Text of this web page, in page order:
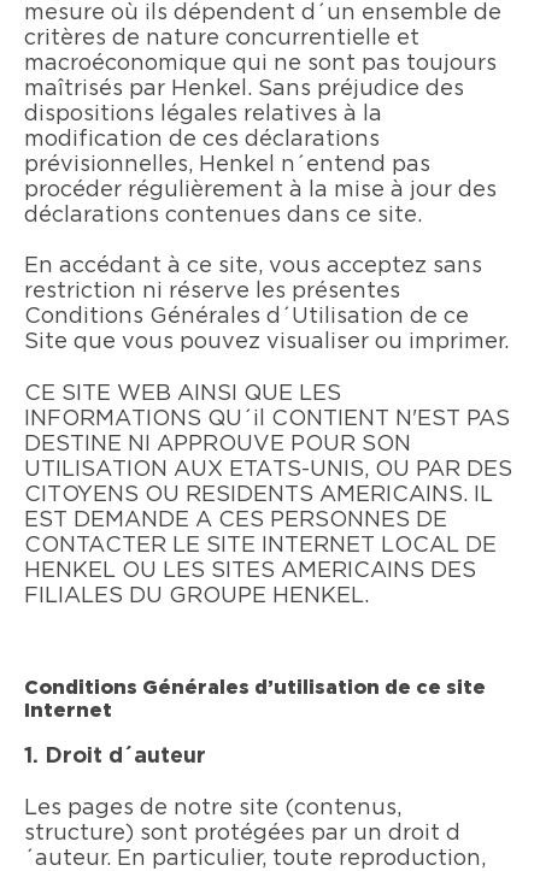
mesure où ils dépendent d´un ensemble de
critères de nature concurrentielle et
macroéconomique qui ne sont pas toujours
maîtrisés par Henkel. Sans préjudice des
dispositions légales relatives à la
modification de ces déclarations
prévisionnelles, Henkel n´entend pas
procéder régulièrement à la mise à jour des
déclarations contenues dans ce site.
En accédant à ce site, vous acceptez sans
restriction ni réserve les présentes
Conditions Générales d´Utilisation de ce
Site que vous pouvez visualiser ou imprimer.
CE SITE WEB AINSI QUE LES
INFORMATIONS QU´il CONTIENT N'EST PAS
DESTINE NI APPROUVE POUR SON
UTILISATION AUX ETATS-UNIS, OU PAR DES
CITOYENS OU RESIDENTS AMERICAINS. IL
EST DEMANDE A CES PERSONNES DE
CONTACTER LE SITE INTERNET LOCAL DE
HENKEL OU LES SITES AMERICAINS DES
FILIALES DU GROUPE HENKEL.
Conditions Générales d’utilisation de ce site
Internet
1. Droit d´auteur
Les pages de notre site (contenus,
structure) sont protégées par un droit d
´auteur. En particulier, toute reproduction,